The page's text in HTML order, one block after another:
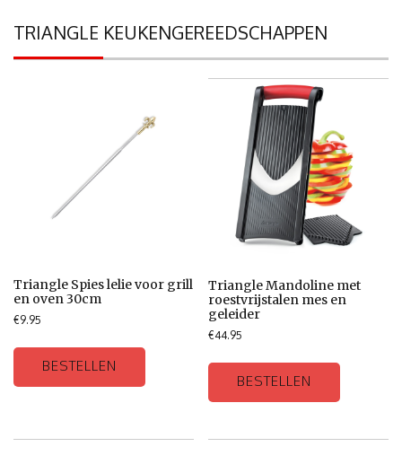
TRIANGLE KEUKENGEREEDSCHAPPEN
Triangle Spies lelie voor grill
en oven 30cm
€9.95
BESTELLEN
Triangle Mandoline met
roestvrijstalen mes en
geleider
€44.95
BESTELLEN